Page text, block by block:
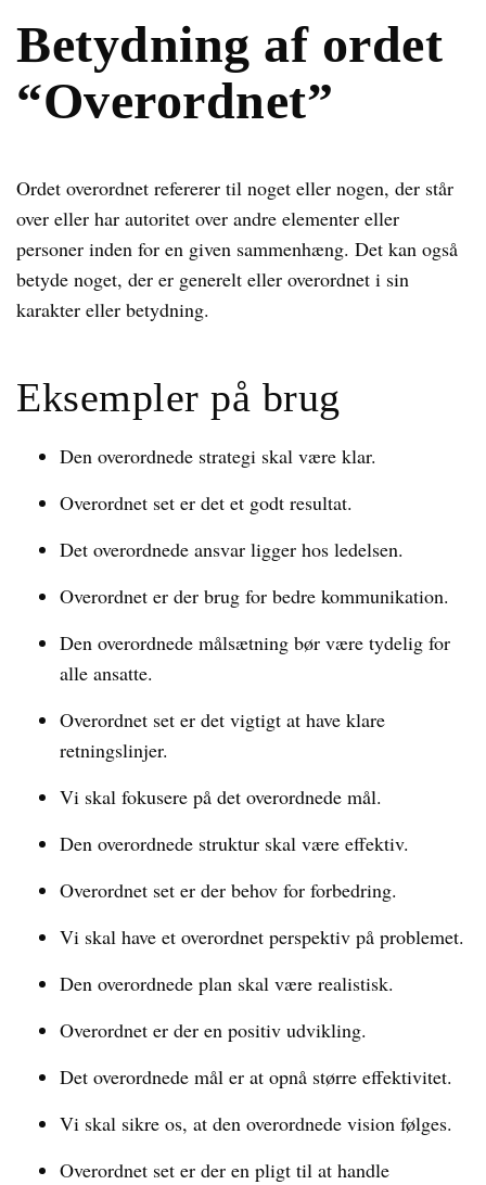
Betydning af ordet
“Overordnet”
Ordet overordnet refererer til noget eller nogen, der står
over eller har autoritet over andre elementer eller
personer inden for en given sammenhæng. Det kan også
betyde noget, der er generelt eller overordnet i sin
karakter eller betydning.
Eksempler på brug
Den overordnede strategi skal være klar.
Overordnet set er det et godt resultat.
Det overordnede ansvar ligger hos ledelsen.
Overordnet er der brug for bedre kommunikation.
Den overordnede målsætning bør være tydelig for
alle ansatte.
Overordnet set er det vigtigt at have klare
retningslinjer.
Vi skal fokusere på det overordnede mål.
Den overordnede struktur skal være effektiv.
Overordnet set er der behov for forbedring.
Vi skal have et overordnet perspektiv på problemet.
Den overordnede plan skal være realistisk.
Overordnet er der en positiv udvikling.
Det overordnede mål er at opnå større effektivitet.
Vi skal sikre os, at den overordnede vision følges.
Overordnet set er der en pligt til at handle